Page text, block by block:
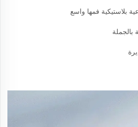
بلاستيكية فمها واسع
بالجملة